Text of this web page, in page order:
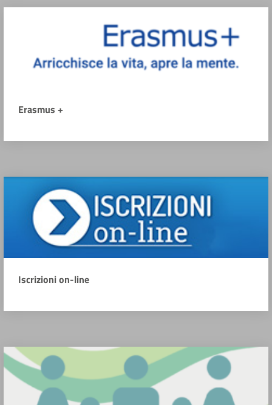
Erasmus +
Iscrizioni on-line